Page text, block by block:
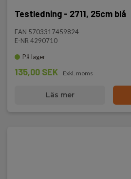
Testledning - 2711, 25cm blå
EAN 5703317459824
E-NR 4290710
På lager
135,00 SEK Exkl. moms
Läs mer